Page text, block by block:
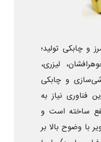
و چابکی تولید؛
لیزری،
و چابکی
فناوری نیاز به
ساخته است و
با وضوح بالا بر